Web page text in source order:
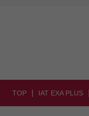
TOP IAT EXA PLUS